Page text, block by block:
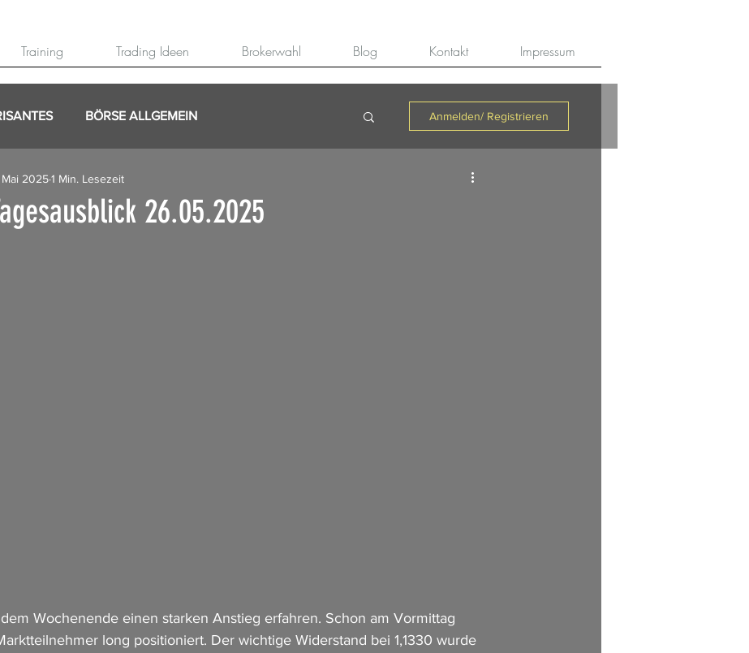
Training Trading Ideen Brokerwahl Blog Kontakt Impressum
BÖRSE ALLGEMEIN Anmelden/ Registrieren
26.05.2025
Mai 20251 Min. Lesezeit
Wochenende einen starken Anstieg erfahren. Schon am Vormittag
long positioniert. Der wichtige Widerstand bei 1,1330 wurde